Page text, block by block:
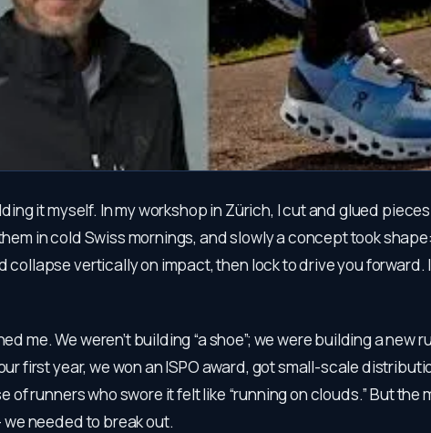
it myself. In my workshop in Zürich, I cut and glued
in cold Swiss mornings, and slowly a concept took
collapse vertically on impact, then lock to drive you forward.
me. We weren’t building “a shoe”; we were building a new
first year, we won an ISPO award, got small-scale
of runners who swore it felt like “running on clouds.” But the
we needed to break out.